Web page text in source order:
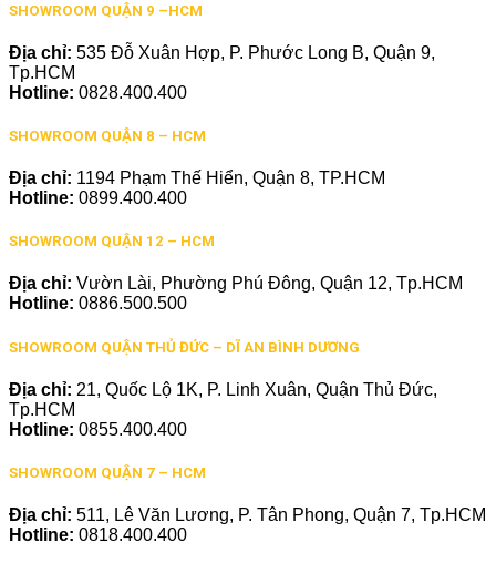
SHOWROOM QUẬN 9 –HCM
Địa chỉ: 535 Đỗ Xuân Hợp, P. Phước Long B, Quận 9,
Tp.HCM
Hotline: 0828.400.400
SHOWROOM QUẬN 8 – HCM
Địa chỉ: 1194 Phạm Thế Hiển, Quận 8, TP.HCM
Hotline: 0899.400.400
SHOWROOM QUẬN 12 – HCM
Địa chỉ: Vườn Lài, Phường Phú Đông, Quận 12, Tp.HCM
Hotline: 0886.500.500
SHOWROOM QUẬN THỦ ĐỨC – DĨ AN BÌNH DƯƠNG
Địa chỉ: 21, Quốc Lộ 1K, P. Linh Xuân, Quận Thủ Đức,
Tp.HCM
Hotline: 0855.400.400
SHOWROOM QUẬN 7 – HCM
Địa chỉ: 511, Lê Văn Lương, P. Tân Phong, Quận 7, Tp.HCM
Hotline: 0818.400.400